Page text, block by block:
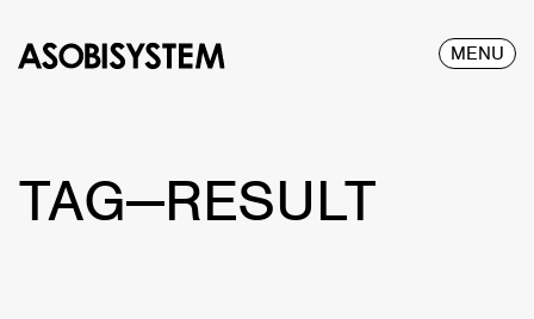
MENU
TAG—RESULT